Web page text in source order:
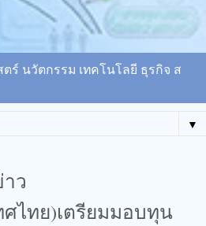
ร์ นวัตกรรม เทคโนโลยี ธุรกิจ ส
▼
ว
ไทย)เตรียมมอบทุน